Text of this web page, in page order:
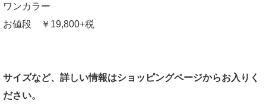
ワンカラー
お値段 ￥19,800+税
サイズなど、詳しい情報はショッピングページからお入りく
ださい。